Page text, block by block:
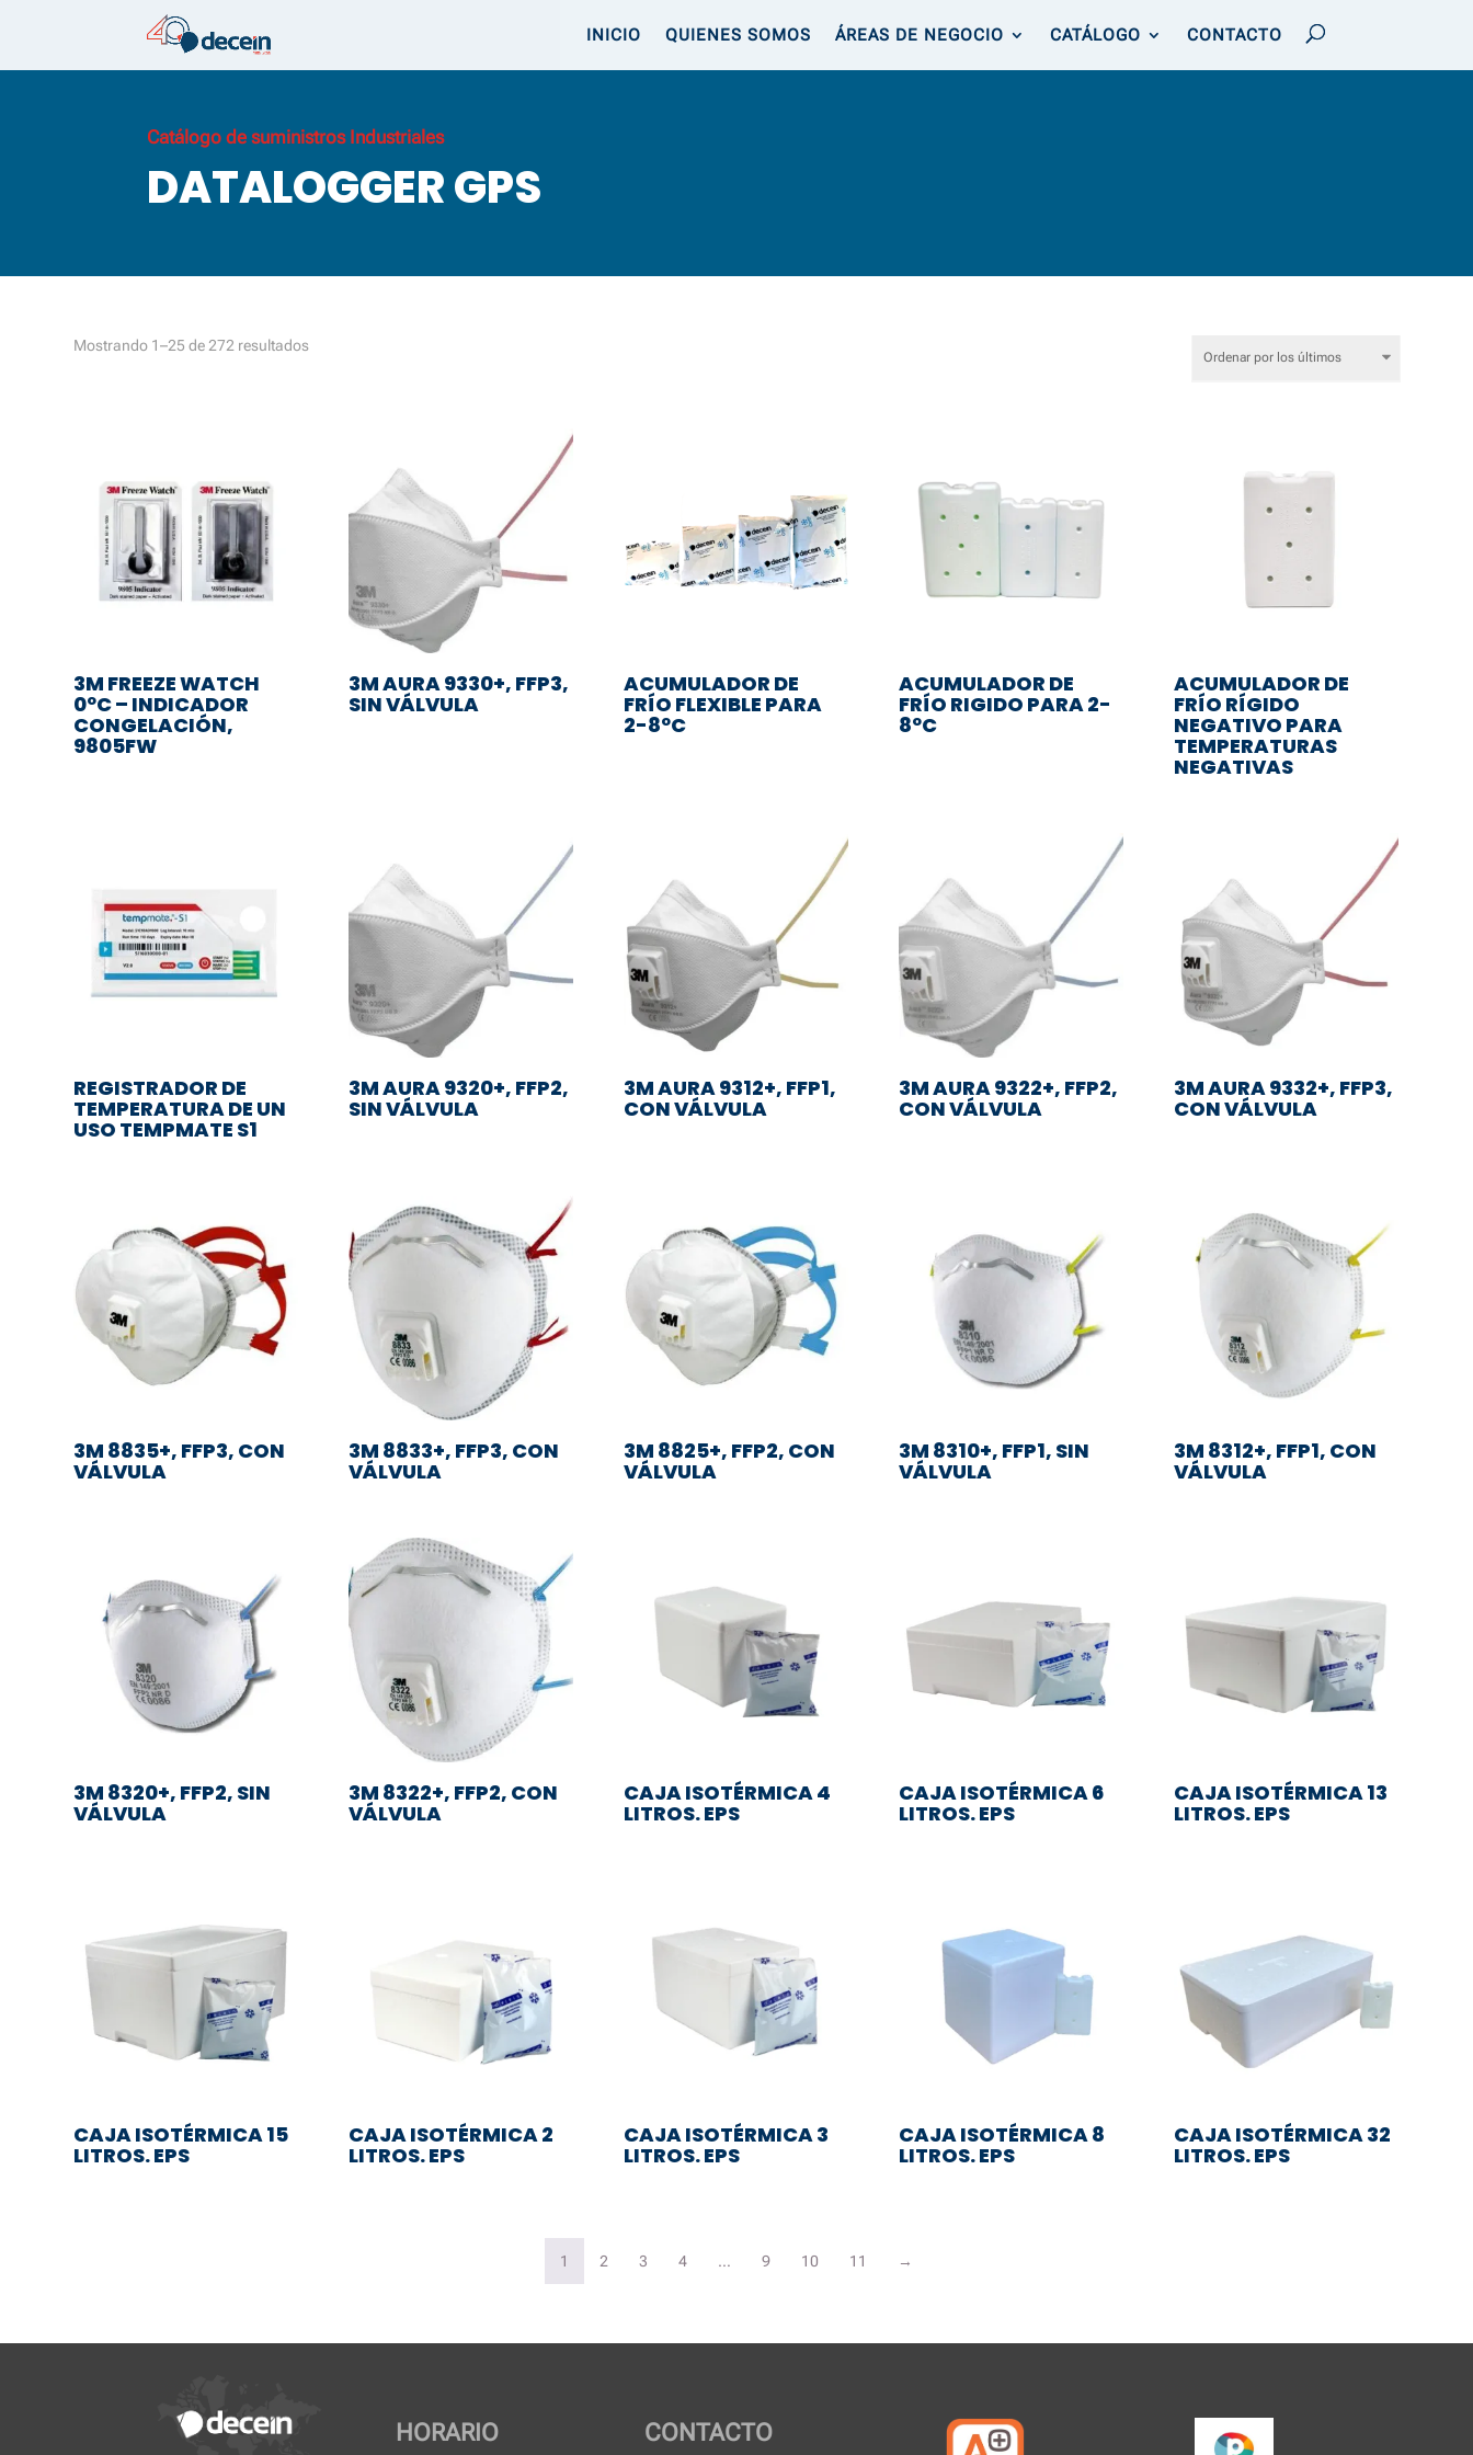
INICIO QUIENES SOMOS ÁREAS DE NEGOCIO CATÁLOGO CONTACTO
Catálogo de suministros Industriales
DATALOGGER GPS
Mostrando 1–25 de 272 resultadosOrdenado
3M FREEZE WATCH
0ºC – INDICADOR
CONGELACIÓN,
9805FW
3M AURA 9330+, FFP3,
SIN VÁLVULA
ACUMULADOR DE
FRÍO FLEXIBLE PARA
2-8ºC
ACUMULADOR DE
FRÍO RIGIDO PARA 2-
8ºC
ACUMULADOR DE
FRÍO RÍGIDO
NEGATIVO PARA
TEMPERATURAS
NEGATIVAS
REGISTRADOR DE
TEMPERATURA DE UN
USO TEMPMATE S1
3M AURA 9320+, FFP2,
SIN VÁLVULA
3M AURA 9312+, FFP1,
CON VÁLVULA
3M AURA 9322+, FFP2,
CON VÁLVULA
3M AURA 9332+, FFP3,
CON VÁLVULA
3M 8835+, FFP3, CON
VÁLVULA
3M 8833+, FFP3, CON
VÁLVULA
3M 8825+, FFP2, CON
VÁLVULA
3M 8310+, FFP1, SIN
VÁLVULA
3M 8312+, FFP1, CON
VÁLVULA
3M 8320+, FFP2, SIN
VÁLVULA
3M 8322+, FFP2, CON
VÁLVULA
CAJA ISOTÉRMICA 4
LITROS. EPS
CAJA ISOTÉRMICA 6
LITROS. EPS
CAJA ISOTÉRMICA 13
LITROS. EPS
CAJA ISOTÉRMICA 15
LITROS. EPS
CAJA ISOTÉRMICA 2
LITROS. EPS
CAJA ISOTÉRMICA 3
LITROS. EPS
CAJA ISOTÉRMICA 8
LITROS. EPS
CAJA ISOTÉRMICA 32
LITROS. EPS
1 2 3 4 … 9 10 11 →
HORARIO CONTACTO